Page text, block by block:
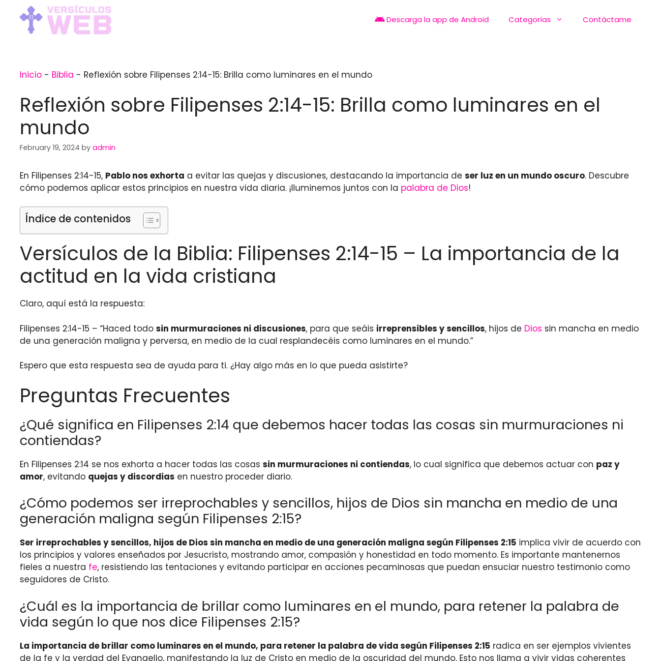
content
Descarga la app de Android Categorías Contáctame
Inicio - Biblia - Reflexión sobre Filipenses 2:14-15: Brilla como luminares en el mundo
Reflexión sobre Filipenses 2:14-15: Brilla como luminares en el
mundo
February 19, 2024 by admin
En Filipenses 2:14-15, Pablo nos exhorta a evitar las quejas y discusiones, destacando la importancia de ser luz en un mundo oscuro. Descubre
cómo podemos aplicar estos principios en nuestra vida diaria. ¡Iluminemos juntos con la palabra de Dios!
Índice de contenidos
Versículos de la Biblia: Filipenses 2:14-15 – La importancia de la
actitud en la vida cristiana
Claro, aquí está la respuesta:
Filipenses 2:14-15 – “Haced todo sin murmuraciones ni discusiones, para que seáis irreprensibles y sencillos, hijos de Dios sin mancha en medio
de una generación maligna y perversa, en medio de la cual resplandecéis como luminares en el mundo.”
Espero que esta respuesta sea de ayuda para ti. ¿Hay algo más en lo que pueda asistirte?
Preguntas Frecuentes
¿Qué significa en Filipenses 2:14 que debemos hacer todas las cosas sin murmuraciones ni
contiendas?
En Filipenses 2:14 se nos exhorta a hacer todas las cosas sin murmuraciones ni contiendas, lo cual significa que debemos actuar con paz y
amor, evitando quejas y discordias en nuestro proceder diario.
¿Cómo podemos ser irreprochables y sencillos, hijos de Dios sin mancha en medio de una
generación maligna según Filipenses 2:15?
Ser irreprochables y sencillos, hijos de Dios sin mancha en medio de una generación maligna según Filipenses 2:15 implica vivir de acuerdo con
los principios y valores enseñados por Jesucristo, mostrando amor, compasión y honestidad en todo momento. Es importante mantenernos
fieles a nuestra fe, resistiendo las tentaciones y evitando participar en acciones pecaminosas que puedan ensuciar nuestro testimonio como
seguidores de Cristo.
¿Cuál es la importancia de brillar como luminares en el mundo, para retener la palabra de
vida según lo que nos dice Filipenses 2:15?
La importancia de brillar como luminares en el mundo, para retener la palabra de vida según Filipenses 2:15 radica en ser ejemplos vivientes
de la fe y la verdad del Evangelio, manifestando la luz de Cristo en medio de la oscuridad del mundo. Esto nos llama a vivir vidas coherentes